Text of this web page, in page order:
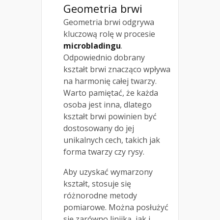
Geometria brwi
Geometria brwi odgrywa
kluczową rolę w procesie
microbladingu.
Odpowiednio dobrany
kształt brwi znacząco wpływa
na harmonię całej twarzy.
Warto pamiętać, że każda
osoba jest inna, dlatego
kształt brwi powinien być
dostosowany do jej
unikalnych cech, takich jak
forma twarzy czy rysy.
Aby uzyskać wymarzony
kształt, stosuje się
różnorodne metody
pomiarowe. Można posłużyć